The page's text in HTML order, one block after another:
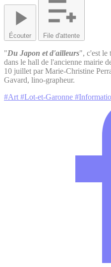
Écouter File d'attente
"Du Japon et d'ailleurs", c'est le
dans le hall de l'ancienne mairie
10 juillet par Marie-Christine
Gavard, lino-grapheur.
#Art #Lot-et-Garonne